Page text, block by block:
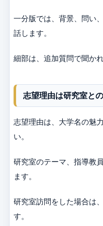
一分版では、背景、問い
話します。
細部は、追加質問で聞か
志望理由は研究室と
志望理由は、大学名の魅
い。
研究室のテーマ、指導教
ます。
研究室訪問をした場合は
す。